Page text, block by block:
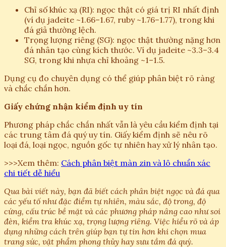
Chỉ số khúc xạ (RI): ngọc thật có giá trị RI nhất định
(ví dụ jadeite ~1.66–1.67, ruby ~1.76–1.77), trong khi
đá giả thường lệch.
Trọng lượng riêng (SG): ngọc thật thường nặng hơn
đá nhân tạo cùng kích thước. Ví dụ jadeite ~3.3–3.4
SG, trong khi nhựa chỉ khoảng ~1–1.5.
Dụng cụ đo chuyên dụng có thể giúp phân biệt rõ ràng
và chắc chắn hơn.
Giấy chứng nhận kiểm định uy tín
Phương pháp chắc chắn nhất vẫn là yêu cầu kiểm định tại
các trung tâm đá quý uy tín. Giấy kiểm định sẽ nêu rõ
loại đá, loại ngọc, nguồn gốc tự nhiên hay xử lý nhân tạo.
>>>Xem thêm: Cách phân biệt màn zin và lô chuẩn xác
chi tiết dễ hiểu
Qua bài viết này, bạn đã biết cách phân biệt ngọc và đá qua
các yếu tố như đặc điểm tự nhiên, màu sắc, độ trong, độ
cứng, cấu trúc bề mặt và các phương pháp nâng cao như soi
đèn, kiểm tra khúc xạ, trọng lượng riêng. Việc hiểu rõ và áp
dụng những cách trên giúp bạn tự tin hơn khi chọn mua
trang sức, vật phẩm phong thủy hay sưu tầm đá quý.